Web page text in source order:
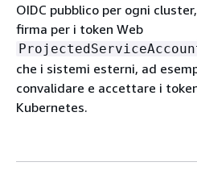
OIDC pubblico per ogni
firma per i token Web
che i sistemi esterni, ad
convalidare e accettare i
Kubernetes.